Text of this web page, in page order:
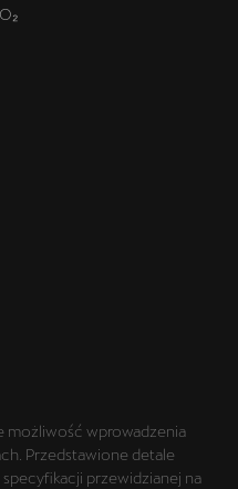
możliwość wprowadzenia
Przedstawione detale
przewidzianej na